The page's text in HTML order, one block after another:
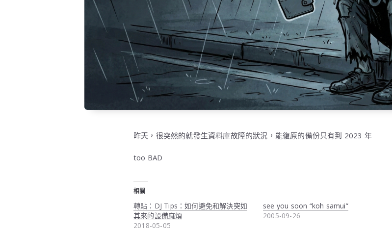
昨天，很突然的就發生資料庫故障的狀況，能復原的備份只有到 2023 年
too BAD
相關
轉貼：DJ Tips：如何避免和解決突如
其來的設備麻煩
2018-05-05
see you soon “koh samui”
2005-09-26